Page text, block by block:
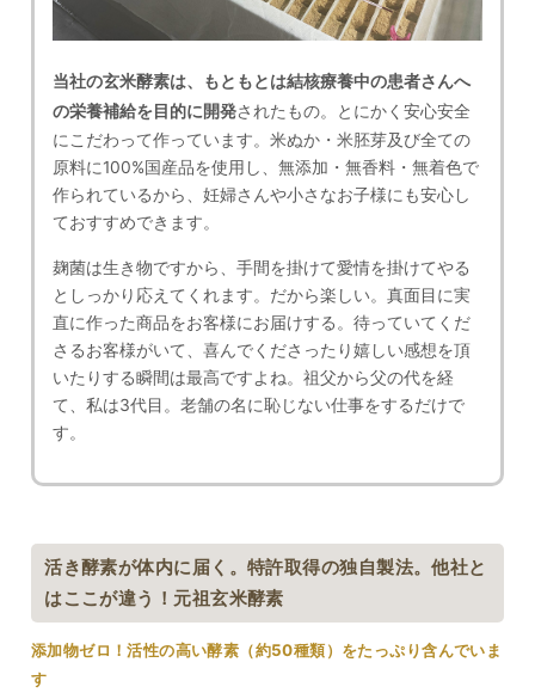
当社の玄米酵素は、もともとは結核療養中の患者さんへ
の栄養補給を目的に開発されたもの。とにかく安心安全
にこだわって作っています。米ぬか・米胚芽及び全ての
原料に100%国産品を使用し、無添加・無香料・無着色で
作られているから、妊婦さんや小さなお子様にも安心し
ておすすめできます。
麹菌は生き物ですから、手間を掛けて愛情を掛けてやる
としっかり応えてくれます。だから楽しい。真面目に実
直に作った商品をお客様にお届けする。待っていてくだ
さるお客様がいて、喜んでくださったり嬉しい感想を頂
いたりする瞬間は最高ですよね。祖父から父の代を経
て、私は3代目。老舗の名に恥じない仕事をするだけで
す。
活き酵素が体内に届く。特許取得の独自製法。他社と
はここが違う！元祖玄米酵素
添加物ゼロ！活性の高い酵素（約50種類）をたっぷり含んでいま
す